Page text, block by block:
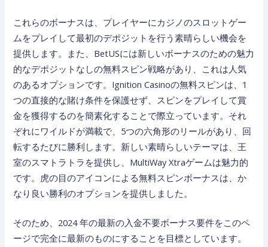
これらのボーナスは、プレイヤーにカジノのスロットゲー
ムをプレイして最初のデポジットを行う素晴らしい機会を
提供します。また、BetUSには新しいボーナスのための魅力
的なデポジットなしの無料スピン戦略があり、これは人気
のあるオプションです。Ignition Casinoの無料スピンは、1
つの直接的な賭け条件を保護せず、スピンをプレイして賞
金を獲得するのを簡素化することで際立っています。それ
ぞれにワイルドが満載で、5つの六角形のリールがあり、回
転するたびに勝利します。新しい素晴らしいテーマは、王
室のスマトラトラを提供し、MultiWay Xtraゲームは魅力的
です。虎の目のアイコンによる無料スピンボーナスは、か
なり良い勝利のオプションを提供しました。
そのため、2024 年の最新の入金不要ボーナス要件をこのペ
ージで完全に最新のものにすることを目標としています。